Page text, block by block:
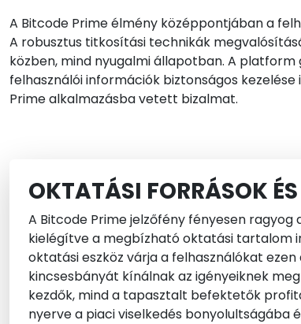
A Bitcode Prime élmény középpontjában a
A robusztus titkosítási technikák
közben, mind nyugalmi állapotban. A
felhasználói információk biztonságos
Prime alkalmazásba vetett bizalmat.
OKTATÁSI FORRÁSOK
A Bitcode Prime jelzőfény fényesen
kielégítve a megbízható oktatási tartalom
oktatási eszköz várja a felhasználókat
kincsesbányát kínálnak az igényeiknek
kezdők, mind a tapasztalt befektetők
nyerve a piaci viselkedés bonyolultságába